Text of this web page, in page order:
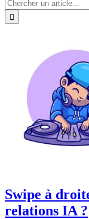
Swipe à
relations IA ?